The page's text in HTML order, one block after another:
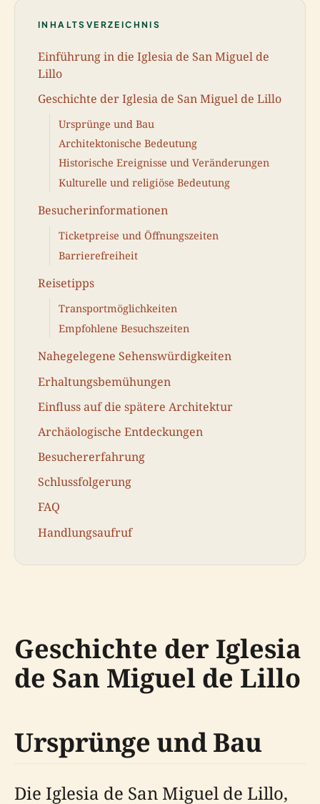
INHALTSVERZEICHNIS
Einführung in die Iglesia de San Miguel de
Lillo
Geschichte der Iglesia de San Miguel de Lillo
Ursprünge und Bau
Architektonische Bedeutung
Historische Ereignisse und Veränderungen
Kulturelle und religiöse Bedeutung
Besucherinformationen
Ticketpreise und Öffnungszeiten
Barrierefreiheit
Reisetipps
Transportmöglichkeiten
Empfohlene Besuchszeiten
Nahegelegene Sehenswürdigkeiten
Erhaltungsbemühungen
Einfluss auf die spätere Architektur
Archäologische Entdeckungen
Besuchererfahrung
Schlussfolgerung
FAQ
Handlungsaufruf
Geschichte der Iglesia
de San Miguel de Lillo
Ursprünge und Bau
Die Iglesia de San Miguel de Lillo,